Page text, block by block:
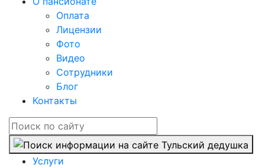
Оплата
Лицензии
Фото
Видео
Сотрудники
Блог
Контакты
Услуги